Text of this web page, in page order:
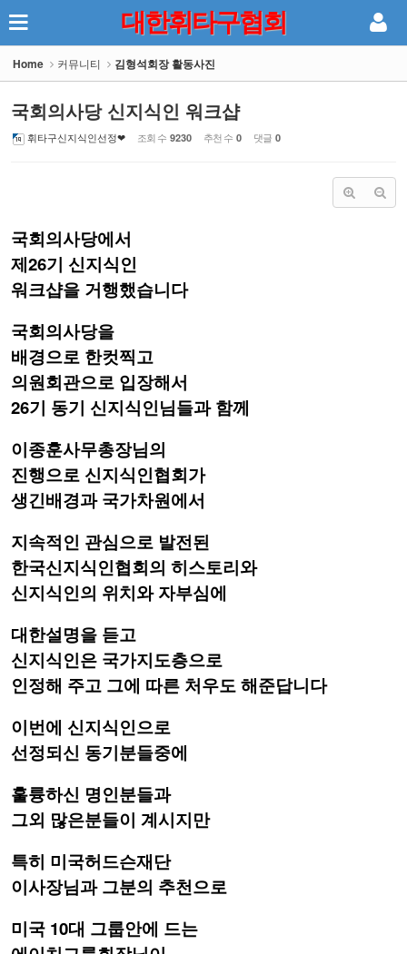
대한휘타구협회
Home 커뮤니티 김형석회장 활동사진
국회의사당 신지식인 워크샵
휘타구신지식인선정❤ 조회 수 9230 추천 수 0 댓글 0
국회의사당에서
제26기 신지식인
워크샵을 거행했습니다
국회의사당을
배경으로 한컷찍고
의원회관으로 입장해서
26기 동기 신지식인님들과 함께
이종훈사무총장님의
진행으로 신지식인협회가
생긴배경과 국가차원에서
지속적인 관심으로 발전된
한국신지식인협회의 히스토리와
신지식인의 위치와 자부심에
대한설명을 듣고
신지식인은 국가지도층으로
인정해 주고 그에 따른 처우도 해준답니다
이번에 신지식인으로
선정되신 동기분들중에
훌륭하신 명인분들과
그외 많은분들이 계시지만
특히 미국허드슨재단
이사장님과 그분의 추천으로
미국 10대 그룹안에 드는
Sketchbook5, 스케치북5